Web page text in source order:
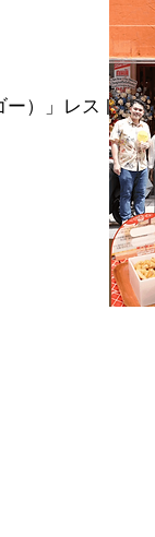
ー）」レストラ